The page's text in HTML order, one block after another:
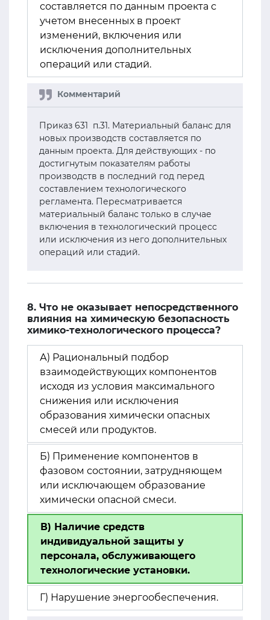
составляется по данным проекта с
учетом внесенных в проект
изменений, включения или
исключения дополнительных
операций или стадий.
Приказ 631 п.31. Материальный баланс для
новых производств составляется по
данным проекта. Для действующих - по
достигнутым показателям работы
производств в последний год перед
составлением технологического
регламента. Пересматривается
материальный баланс только в случае
включения в технологический процесс
или исключения из него дополнительных
операций или стадий.
8. Что не оказывает непосредственного
влияния на химическую безопасность
химико-технологического процесса?
А) Рациональный подбор
взаимодействующих компонентов
исходя из условия максимального
снижения или исключения
образования химически опасных
смесей или продуктов.
Б) Применение компонентов в
фазовом состоянии, затрудняющем
или исключающем образование
химически опасной смеси.
В) Наличие средств
индивидуальной защиты у
персонала, обслуживающего
технологические установки.
Г) Нарушение энергообеспечения.